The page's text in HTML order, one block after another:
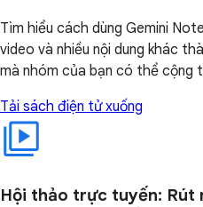
Tìm hiểu cách dùng Gemini
video và nhiều nội dung khác
mà nhóm của bạn có thể cộng
Tải sách điện tử xuống
Hội thảo trực tuyến: Rút